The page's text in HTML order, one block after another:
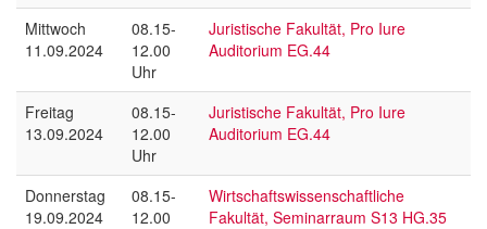
Mittwoch
11.09.2024
08.15-
12.00
Uhr
Juristische Fakultät, Pro Iure
Auditorium EG.44
Freitag
13.09.2024
08.15-
12.00
Uhr
Juristische Fakultät, Pro Iure
Auditorium EG.44
Donnerstag
19.09.2024
08.15-
12.00
Wirtschaftswissenschaftliche
Fakultät, Seminarraum S13 HG.35